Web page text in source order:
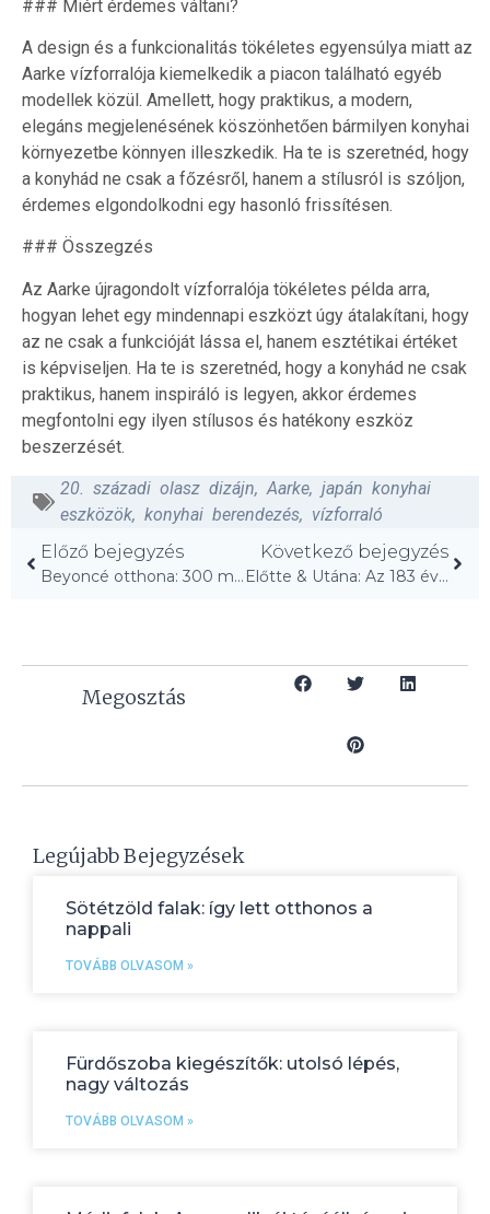
### Miért érdemes váltani?
A design és a funkcionalitás tökéletes egyensúlya miatt az
Aarke vízforralója kiemelkedik a piacon található egyéb
modellek közül. Amellett, hogy praktikus, a modern,
elegáns megjelenésének köszönhetően bármilyen konyhai
környezetbe könnyen illeszkedik. Ha te is szeretnéd, hogy
a konyhád ne csak a főzésről, hanem a stílusról is szóljon,
érdemes elgondolkodni egy hasonló frissítésen.
### Összegzés
Az Aarke újragondolt vízforralója tökéletes példa arra,
hogyan lehet egy mindennapi eszközt úgy átalakítani, hogy
az ne csak a funkcióját lássa el, hanem esztétikai értéket
is képviseljen. Ha te is szeretnéd, hogy a konyhád ne csak
praktikus, hanem inspiráló is legyen, akkor érdemes
megfontolni egy ilyen stílusos és hatékony eszköz
beszerzését.
20. századi olasz dizájn,Aarke, japán konyhai
eszközök, konyhai berendezés, vízforraló
Előző bejegyzés
Beyoncé otthona: 300 millió dolláros ingatlanbirodalom!
Következő bejegyzés
Előtte & Utána: Az 183 éves brooklyni brownstone újraéledt!
Megosztás
Legújabb Bejegyzések
Sötétzöld falak: így lett otthonos a
nappali
TOVÁBB OLVASOM »
Fürdőszoba kiegészítők: utolsó lépés,
nagy változás
TOVÁBB OLVASOM »